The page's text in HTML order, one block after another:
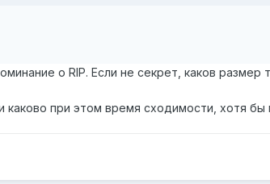
о RIP. Если не секрет, каков
при этом время сходимости, хотя бы